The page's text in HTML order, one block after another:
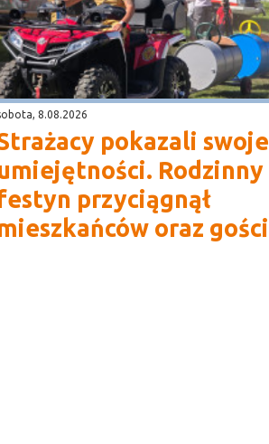
8.08.2026
pokazali swoje
Rodzinny
przyciągnął
oraz gości